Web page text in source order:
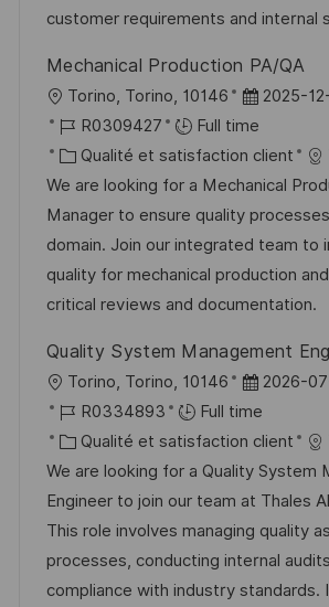
t
o
n
f
c
h
a
g
e
c
d
u
p
o
s
t
e
r
e
customer requirements and internal
Mechanical Production PA/QA
o
c
a
l
i
s
a
o
Torino, Torino, 10146
D
a
t
e
d
’
a
f
i
c
h
a
g
e
2025-
R
é
f
é
r
e
n
e
d
u
p
o
s
t
e
R0309427
Full time
C
a
t
é
g
o
i
e
Qualité et satisfaction client
We are looking for a Mechanical
Manager to ensure quality
domain. Join our integrated team to
quality for mechanical production
critical reviews and documentation.
Quality System Management
o
c
a
l
i
s
a
Torino, Torino, 10146
D
a
t
e
d
’
a
f
2026-
R
é
f
é
r
e
n
R0334893
Full time
C
a
t
é
g
o
Qualité et satisfaction client
We are looking for a Quality System
Engineer to join our team at Thales
This role involves managing quality
processes, conducting internal
compliance with industry standards.